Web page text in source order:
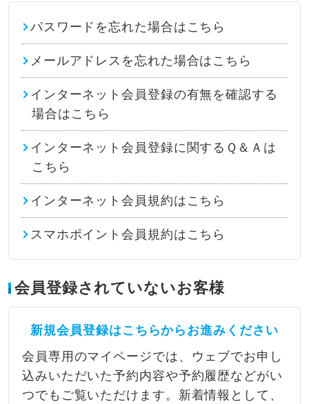
パスワードを忘れた場合はこちら
メールアドレスを忘れた場合はこちら
インターネット会員登録の有無を確認する
場合はこちら
インターネット会員登録に関するＱ＆Ａは
こちら
インターネット会員規約はこちら
スマホポイント会員規約はこちら
会員登録されていないお客様
新規会員登録はこちらからお進みください
会員専用のマイページでは、ウェブでお申し
込みいただいた予約内容や予約履歴などがい
つでもご覧いただけます。新着情報として、